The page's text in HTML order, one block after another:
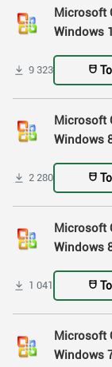
Microsoft
Windows
9 323
Microsoft
Windows
2 280
Microsoft
Windows
1 041
Microsoft
Windows